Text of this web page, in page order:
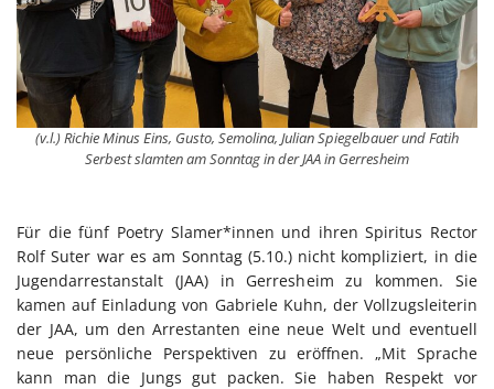
(v.l.) Richie Minus Eins, Gusto, Semolina, Julian Spiegelbauer und Fatih
Serbest slamten am Sonntag in der JAA in Gerresheim
Für die fünf Poetry Slamer*innen und ihren Spiritus Rector
Rolf Suter war es am Sonntag (5.10.) nicht kompliziert, in die
Jugendarrestanstalt (JAA) in Gerresheim zu kommen. Sie
kamen auf Einladung von Gabriele Kuhn, der Vollzugsleiterin
der JAA, um den Arrestanten eine neue Welt und eventuell
neue persönliche Perspektiven zu eröffnen. „Mit Sprache
kann man die Jungs gut packen. Sie haben Respekt vor